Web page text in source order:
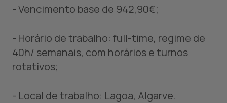
- Vencimento base de 942,90€;
- Horário de trabalho: full-time, regime de
40h/ semanais, com horários e turnos
rotativos;
- Local de trabalho: Lagoa, Algarve.